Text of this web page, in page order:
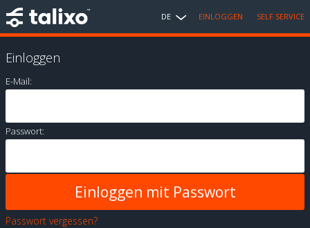
DE EINLOGGEN SELF SERVICE
Einloggen
E-Mail:
Passwort:
Passwort vergessen?